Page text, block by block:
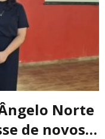
Norte
de novos…